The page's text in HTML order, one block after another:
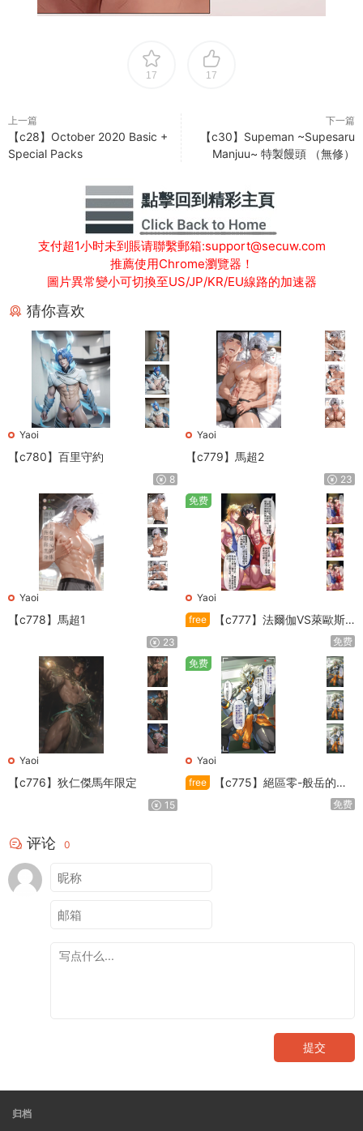
17 17
上一篇
【c28】October 2020 Basic +
Special Packs
下一篇
【c30】Supeman ~Supesaru
Manjuu~ 特製饅頭 （無修）
支付超1小时未到賬请聯繫郵箱:support@secuw.com
推薦使用Chrome瀏覽器！
圖片異常變小可切換至US/JP/KR/EU線路的加速器
猜你喜欢
Yaoi
【c780】百里守約
8
Yaoi
【c779】馬超2
23
Yaoi
【c778】馬超1
23
Yaoi
free
【c777】法爾伽VS萊歐斯
免费
免费
Yaoi
【c776】狄仁傑馬年限定
15
Yaoi
free
【c775】絕區零-般岳的訓
免费
免费
评论 0
提交
归档